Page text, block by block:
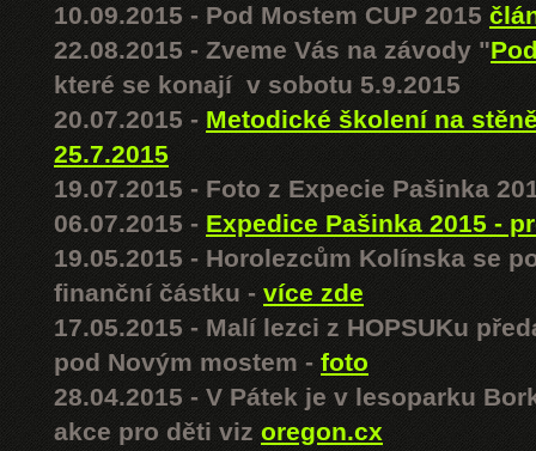
10.09.2015 - Pod Mostem CUP 2015
22.08.2015 - Zveme Vás na závody "
které se konají v sobotu 5.9.2015
20.07.2015 - Metodické školení na
25.7.2015
19.07.2015 - Foto z Expecie Pašinka
06.07.2015 - Expedice Pašinka 2015 -
19.05.2015 - Horolezcům Kolínska se
finanční částku - více zde
17.05.2015 - Malí lezci z HOPSUKu
pod Novým mostem - foto
28.04.2015 - V Pátek je v lesoparku
akce pro děti viz oregon.cx